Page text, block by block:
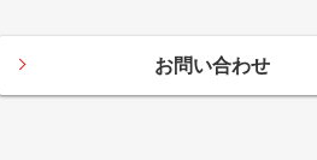
お問い合わせ